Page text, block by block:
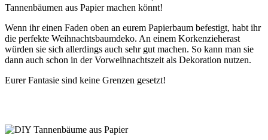
Tannenbäumen aus Papier machen könnt!
Wenn ihr einen Faden oben an eurem Papierbaum befestigt, habt ihr
die perfekte Weihnachtsbaumdeko. An einem Korkenzieherast
würden sie sich allerdings auch sehr gut machen. So kann man sie
dann auch schon in der Vorweihnachtszeit als Dekoration nutzen.
Eurer Fantasie sind keine Grenzen gesetzt!